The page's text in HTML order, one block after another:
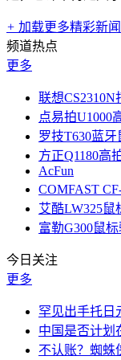
+ 加载更多精彩新闻
频道热点
更多
联想CS2310N
点易拍U1000
罗技T630蓝
方正Q1180高
AcFun
COMFAST
艾酷LW325鼠
富勒G300鼠
今日关注
更多
罕见出手托日
中国是否计划
不认账？蜘蛛